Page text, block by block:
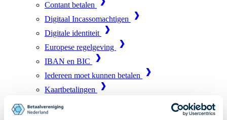
Contant betalen
Digitaal Incassomachtigen
Digitale identiteit
Europese regelgeving
IBAN en BIC
Iedereen moet kunnen betalen
Kaartbetalingen
Marktinfrastructuur